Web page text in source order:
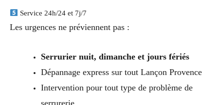
Service 24h/24 et 7j/7
Les urgences ne préviennent pas :
Serrurier nuit, dimanche et jours fériés
Dépannage express sur tout Lançon Provence
Intervention pour tout type de problème de
serrurerie